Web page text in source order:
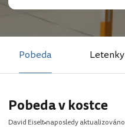
Pobeda Letenky
Pobeda v kostce
David Eiselt naposledy aktualizováno